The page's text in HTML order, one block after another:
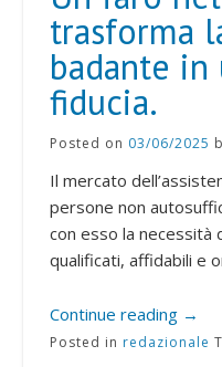
trasforma
badante
fiducia.
Posted on 03/06/2025
Il mercato
persone non
con esso la
qualificati, affidabili e
Continue reading →
Posted in redazionale